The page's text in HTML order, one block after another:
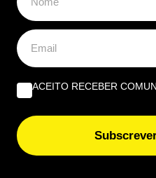
Dias Freire
Albufeira, trânsito, ruído e
Nóbrega
| Por Virgílio Machado
ACEITO RECEBER